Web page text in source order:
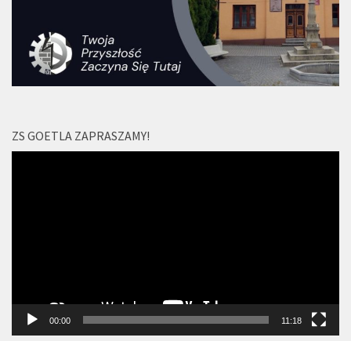
ZS GOETLA ZAPRASZAMY!
00:00 11:18